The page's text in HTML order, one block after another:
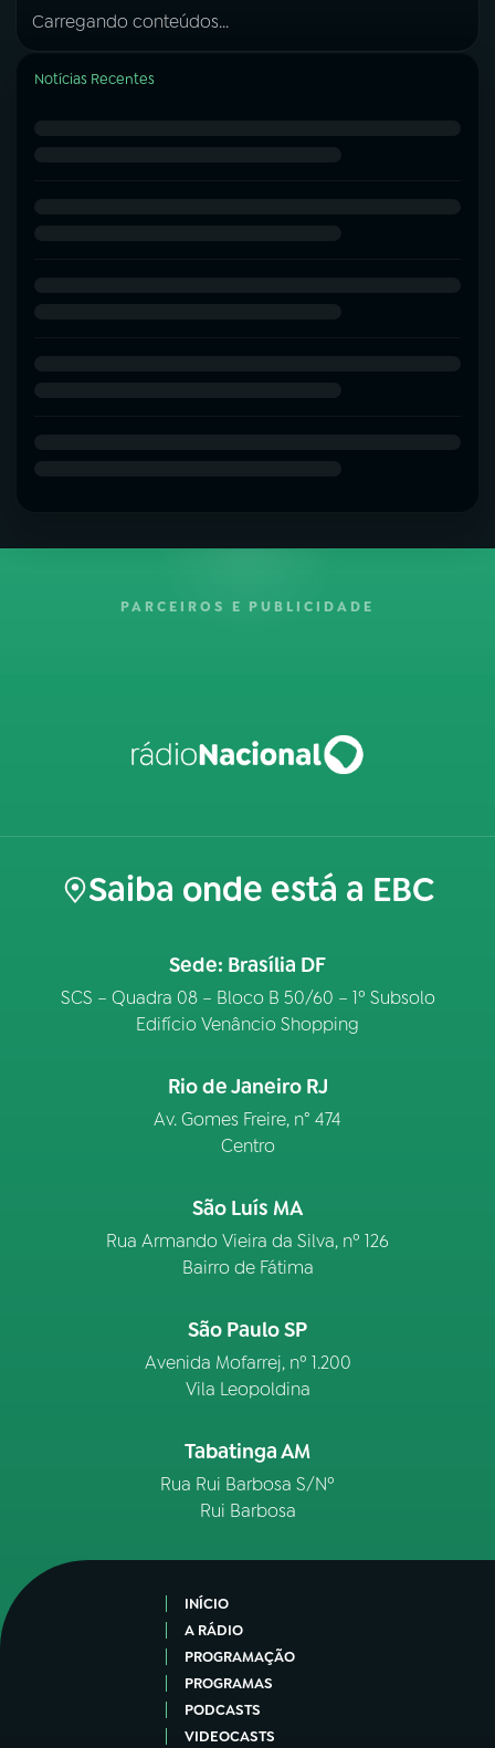
Carregando conteúdos...
Notícias Recentes
PARCEIROS E PUBLICIDADE
Saiba onde está a EBC
Sede: Brasília DF
SCS – Quadra 08 – Bloco B 50/60 – 1º Subsolo
Edifício Venâncio Shopping
Rio de Janeiro RJ
Av. Gomes Freire, n° 474
Centro
São Luís MA
Rua Armando Vieira da Silva, nº 126
Bairro de Fátima
São Paulo SP
Avenida Mofarrej, nº 1.200
Vila Leopoldina
Tabatinga AM
Rua Rui Barbosa S/Nº
Rui Barbosa
INÍCIO
A RÁDIO
PROGRAMAÇÃO
PROGRAMAS
PODCASTS
VIDEOCASTS